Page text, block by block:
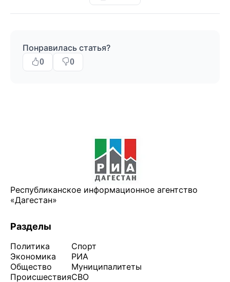
Понравилась статья?
0 0
Республиканское информационное агентство
«Дагестан»
Разделы
Политика
Экономика
Общество
Происшествия
Спорт
РИА
Муниципалитеты
СВО